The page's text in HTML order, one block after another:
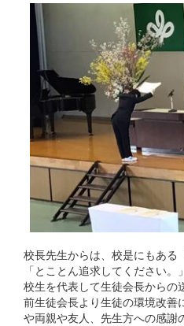
校長先生からは、校是にもある
「とことん追求してください
校生を代表して生徒会長からの
前生徒会長より生徒の環境改善
や両親や友人、先生方への感謝